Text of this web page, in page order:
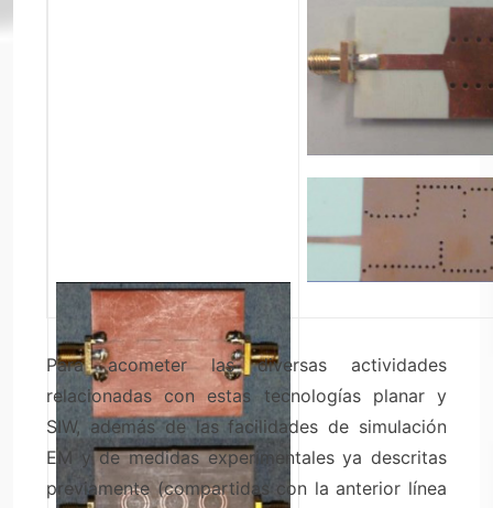
Para acometer las diversas actividades
relacionadas con estas tecnologías planar y
SIW, además de las facilidades de simulación
EM y de medidas experimentales ya descritas
previamente (compartidas con la anterior línea